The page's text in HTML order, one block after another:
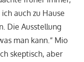
auch zu Hause
Die Ausstellung
man kann.“ Mio
skeptisch, aber